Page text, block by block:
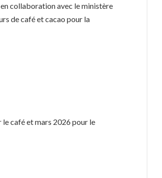
collaboration avec le ministère
de café et cacao pour la
le café et mars 2026 pour le